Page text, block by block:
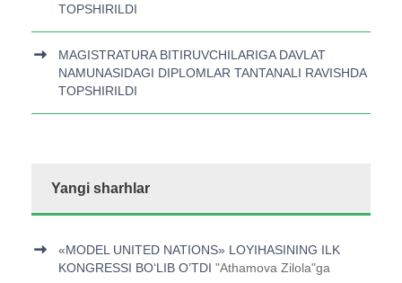
TOPSHIRILDI
MAGISTRATURA BITIRUVCHILARIGA DAVLAT
NAMUNASIDAGI DIPLOMLAR TANTANALI RAVISHDA
TOPSHIRILDI
Yangi sharhlar
«MODEL UNITED NATIONS» LOYIHASINING ILK
KONGRESSI BOʻLIB O’TDI "Athamova Zilola"ga